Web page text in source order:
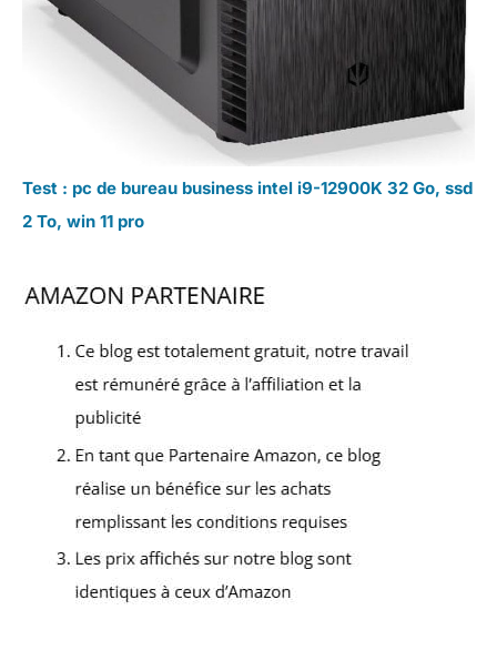
Test : pc de bureau business intel i9-12900K 32 Go, ssd
2 To, win 11 pro